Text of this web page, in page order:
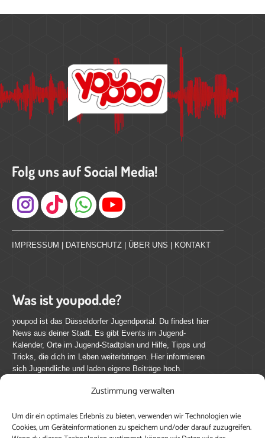
Zustimmung verwalten
Um dir ein optimales Erlebnis zu bieten, verwenden wir Technologien wie
Cookies, um Geräteinformationen zu speichern und/oder darauf zuzugreifen.
Folg uns auf Social Media!
Instagram
IMPRESSUM | DATENSCHUTZ | ÜBER UNS | KONTAKT
Was ist youpod.de?
youpod ist das Düsseldorfer Jugendportal. Du findest hier
News aus deiner Stadt. Es gibt Events im Jugend-
Kalender, Orte im Jugend-Stadtplan und Hilfe, Tipps und
Tricks, die dich im Leben weiterbringen. Hier informieren
sich Jugendliche und laden eigene Beiträge hoch.
youpod.de lebt von Menschen wie dir. Sammel